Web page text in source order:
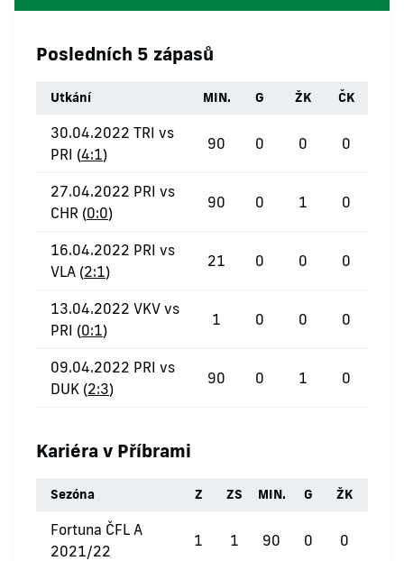
Posledních 5 zápasů
Utkání MIN. G ŽK ČK
30.04.2022 TRI vs
PRI (4:1)
90 0 0 0
27.04.2022 PRI vs
CHR (0:0)
90 0 1 0
16.04.2022 PRI vs
VLA (2:1)
21 0 0 0
13.04.2022 VKV vs
PRI (0:1)
1 0 0 0
09.04.2022 PRI vs
DUK (2:3)
90 0 1 0
Kariéra v Příbrami
Sezóna Z ZS MIN. G ŽK
Fortuna ČFL A
2021/22
1 1 90 0 0